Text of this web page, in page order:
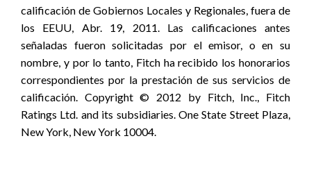
calificación de Gobiernos Locales y Regionales, fuera de
los EEUU, Abr. 19, 2011. Las calificaciones antes
señaladas fueron solicitadas por el emisor, o en su
nombre, y por lo tanto, Fitch ha recibido los honorarios
correspondientes por la prestación de sus servicios de
calificación. Copyright © 2012 by Fitch, Inc., Fitch
Ratings Ltd. and its subsidiaries. One State Street Plaza,
New York, New York 10004.